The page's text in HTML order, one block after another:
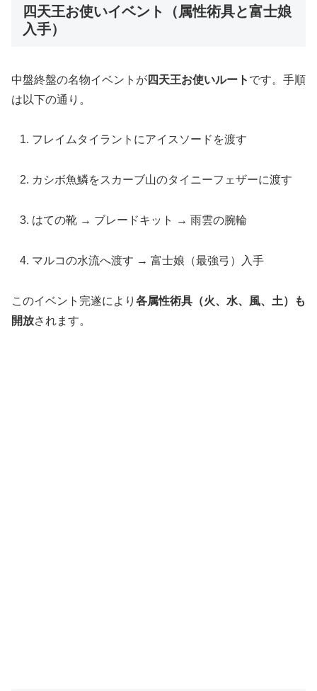
四天王お使いイベント（属性術具と富士娘
入手）
中盤終盤の名物イベントが四天王お使いルート です。手順
は以下の通り。
フレイムタイラントにアイスソードを渡す
カシボ魚鱗をスカーブ山のタイニーフェザーに渡す
はての靴 → ブレードキット → 雨雲の腕輪
マルコの水流へ渡す → 富士娘（最強弓）入手
このイベント完遂により 各属性術具（火、水、風、土）も
開放されます。